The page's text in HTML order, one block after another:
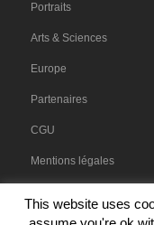
Portraits
Arts & Sciences
Europe
Partenaires
CGU
Mentions légales
This website uses